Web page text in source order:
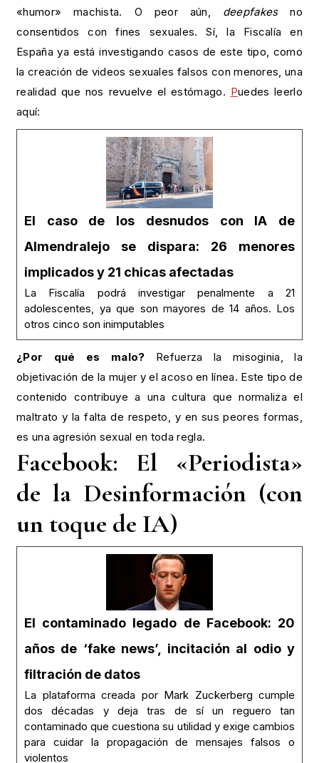
«humor» machista. O peor aún, deepfakesno
consentidos con fines sexuales. Sí, la Fiscalía en
España ya está investigando casos de este tipo, como
la creación de videos sexuales falsos con menores, una
realidad que nos revuelve el estómago. Puedes leerlo
aquí:
El caso de los desnudos con IA de
Almendralejo se dispara: 26 menores
implicados y 21 chicas afectadas
La Fiscalía podrá investigar penalmente a 21
adolescentes, ya que son mayores de 14 años. Los
otros cinco son inimputables
¿Por qué es malo? Refuerza la misoginia, la
objetivación de la mujer y el acoso en línea. Este tipo de
contenido contribuye a una cultura que normaliza el
maltrato y la falta de respeto, y en sus peores formas,
es una agresión sexual en toda regla.
Facebook: El «Periodista»
de la Desinformación (con
un toque de IA)
El contaminado legado de Facebook: 20
años de ‘fake news’, incitación al odio y
filtración de datos
La plataforma creada por Mark Zuckerberg cumple
dos décadas y deja tras de sí un reguero tan
contaminado que cuestiona su utilidad y exige cambios
para cuidar la propagación de mensajes falsos o
violentos